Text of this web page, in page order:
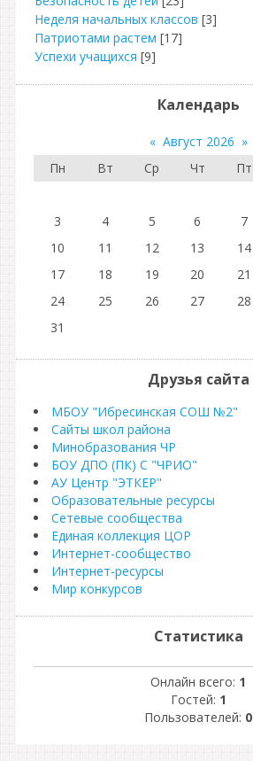
Неделя начальных классов [3]
Патриотами растем [17]
Успехи учащихся [9]
Календарь
« Август 2026 »
Пн
Вт Ср Чт Пт
3
4 5 6 7
10
11 12 13 14
17
18 19 20 21
24
25 26 27 28
31
Друзья сайта
МБОУ "Ибресинская СОШ №2"
Сайты школ района
Минобразования ЧР
БОУ ДПО (ПК) С "ЧРИО"
АУ Центр "ЭТКЕР"
Образовательные ресурсы
Сетевые сообщества
Единая коллекция ЦОР
Интернет-сообщество
Интернет-ресурсы
Мир конкурсов
Статистика
Онлайн всего: 1
Гостей: 1
Пользователей: 0